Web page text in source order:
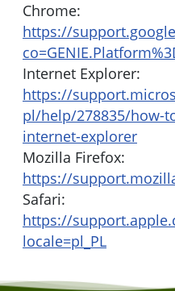
Chrome:
https://
Internet Explorer:
https://
pl/help/278835/how-
internet-explorer
Mozilla Firefox:
https://
Safari:
https://
locale=pl_PL